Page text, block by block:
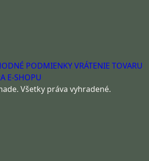
PODMIENKYVRÁTENIE TOVARU
E-SHOPU
Všetky práva vyhradené.